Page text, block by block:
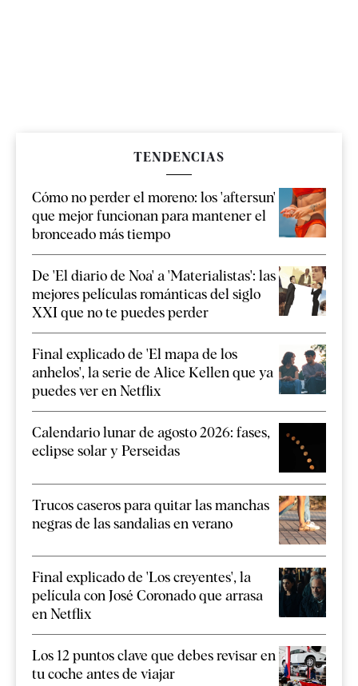
TENDENCIAS
Cómo no perder el moreno: los 'aftersun'
que mejor funcionan para mantener el
bronceado más tiempo
De 'El diario de Noa' a 'Materialistas': las
mejores películas románticas del siglo
XXI que no te puedes perder
Final explicado de 'El mapa de los
anhelos', la serie de Alice Kellen que ya
puedes ver en Netflix
Calendario lunar de agosto 2026: fases,
eclipse solar y Perseidas
Trucos caseros para quitar las manchas
negras de las sandalias en verano
Final explicado de 'Los creyentes', la
película con José Coronado que arrasa
en Netflix
Los 12 puntos clave que debes revisar en
tu coche antes de viajar